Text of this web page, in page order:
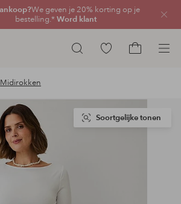
We geven je 20% korting op je
bestelling.* Word klant
Zoeken
Ga
producten
Midirokken
Soortgelijke tonen